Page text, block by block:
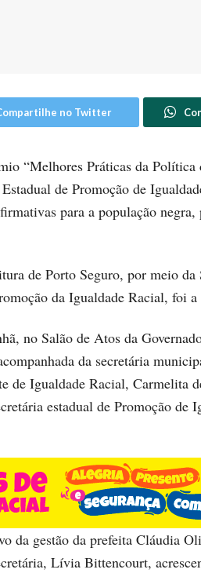
no Twitter
“Melhores Práticas da Política
de Promoção de
para a população negra,
de Porto Seguro, por meio
da Igualdade Racial, foi a
no Salão de Atos da
da secretária
Igualdade Racial, Carmelita
estadual de Promoção de
da gestão da prefeita Cláudia
Lívia Bittencourt,